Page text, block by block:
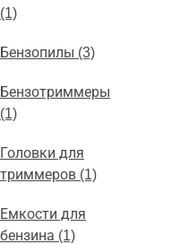
(1)
Бензопилы (3)
Бензотриммеры
(1)
Головки для
триммеров (1)
Емкости для
бензина (1)